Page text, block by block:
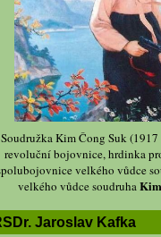
Soudružka Kim Čong Suk
revoluční bojovnice, hrdinka
velkého vůdce
velkého vůdce soudruha
Jaroslav Kafka